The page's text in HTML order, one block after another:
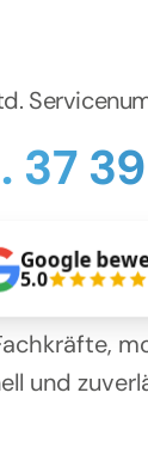
Services
Preise
NEWS
Kontakt
37
Google
5.0
und